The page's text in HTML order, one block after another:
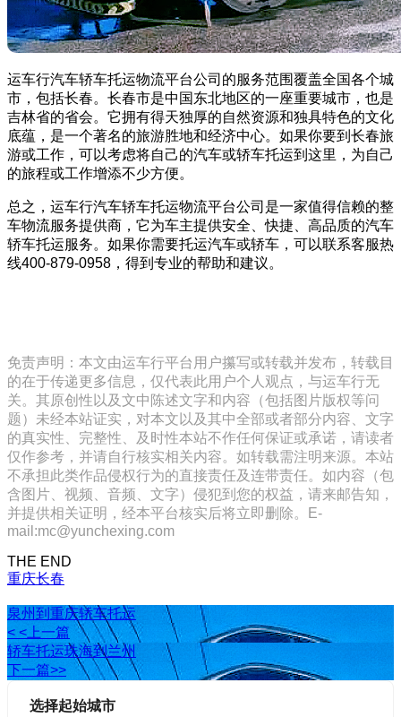
运车行汽车轿车托运物流平台公司的服务范围覆盖全国各个城
市，包括长春。长春市是中国东北地区的一座重要城市，也是
吉林省的省会。它拥有得天独厚的自然资源和独具特色的文化
底蕴，是一个著名的旅游胜地和经济中心。如果你要到长春旅
游或工作，可以考虑将自己的汽车或轿车托运到这里，为自己
的旅程或工作增添不少方便。
总之，运车行汽车轿车托运物流平台公司是一家值得信赖的整
车物流服务提供商，它为车主提供安全、快捷、高品质的汽车
轿车托运服务。如果你需要托运汽车或轿车，可以联系客服热
线400-879-0958，得到专业的帮助和建议。
免责声明：本文由运车行平台用户攥写或转载并发布，转载目
的在于传递更多信息，仅代表此用户个人观点，与运车行无
关。其原创性以及文中陈述文字和内容（包括图片版权等问
题）未经本站证实，对本文以及其中全部或者部分内容、文字
的真实性、完整性、及时性本站不作任何保证或承诺，请读者
仅作参考，并请自行核实相关内容。如转载需注明来源。本站
不承担此类作品侵权行为的直接责任及连带责任。如内容（包
含图片、视频、音频、文字）侵犯到您的权益，请来邮告知，
并提供相关证明，经本平台核实后将立即删除。E-
mail:mc@yunchexing.com
THE END
重庆长春
泉州到重庆轿车托运
< <上一篇
轿车托运珠海到兰州
下一篇>>
选择起始城市